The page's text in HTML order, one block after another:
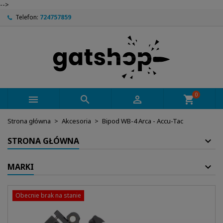
-->
Telefon: 724757859
   shopping_cart0
Strona główna Akcesoria Bipod WB-4 Arca - Accu-Tac
STRONA GŁÓWNA
MARKI
Obecnie brak na stanie